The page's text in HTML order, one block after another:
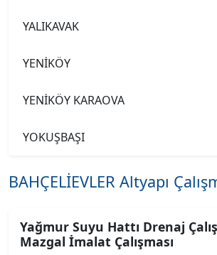
YALIKAVAK
YENİKÖY
YENİKÖY KARAOVA
YOKUŞBAŞI
BAHÇELİEVLER Altyapı
Yağmur Suyu Hattı Drenaj
Mazgal İmalat Çalışması